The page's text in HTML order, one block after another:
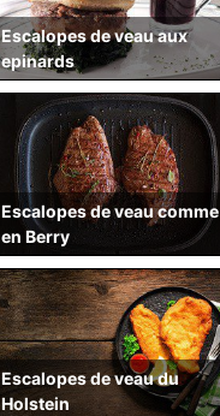
Escalopes de veau aux
epinards
Escalopes de veau comme
en Berry
Escalopes de veau du
Holstein